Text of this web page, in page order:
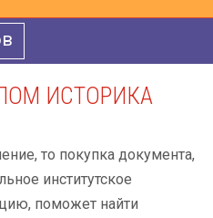
ИСТОРИКА
то покупка документа,
институтское
поможет найти